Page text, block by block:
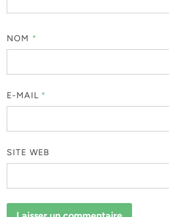
NOM *
E-MAIL *
SITE WEB